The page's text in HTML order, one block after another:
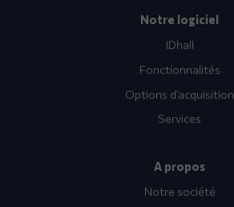
Notre logiciel
IDhall
Fonctionnalités
Options d’acquisition
Services
A propos
Notre société